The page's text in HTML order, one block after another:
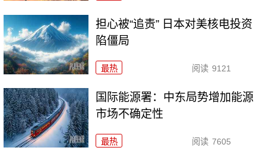
担心被“追责” 日本对美核电投资
陷僵局
最热 阅读 9121
国际能源署：中东局势增加能源
市场不确定性
最热 阅读 7605